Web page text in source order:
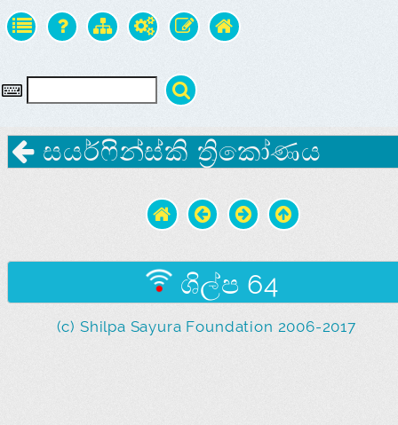
සයර්ෆින්ස්කි ත්‍රිකෝණය
ශිල්ප 64
(c) Shilpa Sayura Foundation 2006-2017